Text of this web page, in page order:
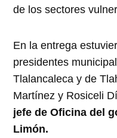
de los sectores
En la entrega
presidentes
Tlalancaleca y de
Martínez y Rosiceli
jefe de Oficina del
Limón.